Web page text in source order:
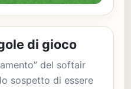
di gioco
del softair
sospetto di essere